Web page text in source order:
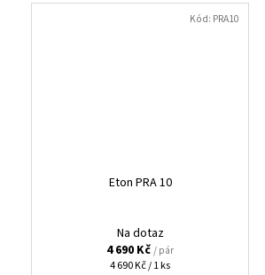
Eton PRA 10
Na dotaz
4 690 Kč/ pár
Měrná
4 690 Kč / 1 ks
Kód: PRA10